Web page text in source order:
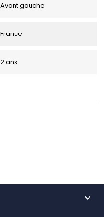
Avant gauche
France
2 ans
